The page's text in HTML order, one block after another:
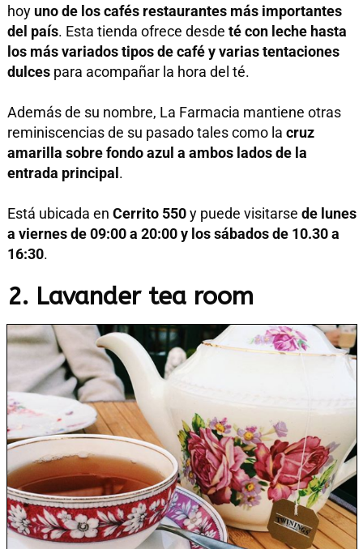
hoy uno de los cafés restaurantes más importantes
del país. Esta tienda ofrece desde té con leche hasta
los más variados tipos de café y varias tentaciones
dulces para acompañar la hora del té.
Además de su nombre, La Farmacia mantiene otras
reminiscencias de su pasado tales como la cruz
amarilla sobre fondo azul a ambos lados de la
entrada principal .
Está ubicada en Cerrito 550y puede visitarse de lunes
a viernes de 09:00 a 20:00 y los sábados de 10.30 a
16:30.
2. Lavander tea room